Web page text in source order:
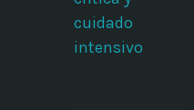
cuidado
intensivo